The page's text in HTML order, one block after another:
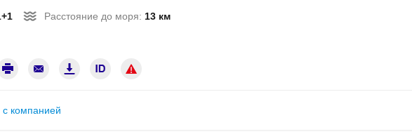
Расстояние до моря: 13 км
с компанией